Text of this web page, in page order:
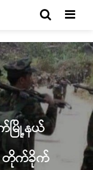
က်မြို့နယ်
တိုက်ခိုက်